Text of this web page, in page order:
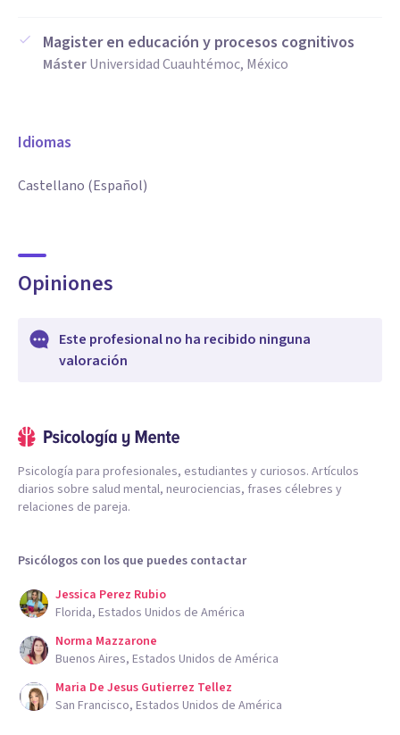
Magister en educación y procesos cognitivos
MásterUniversidad Cuauhtémoc, México
Idiomas
Castellano (Español)
Opiniones
Este profesional no ha recibido ninguna
valoración
Psicología para profesionales, estudiantes y curiosos. Artículos
diarios sobre salud mental, neurociencias, frases célebres y
relaciones de pareja.
Psicólogos con los que puedes contactar
Jessica Perez Rubio
Florida, Estados Unidos de América
Norma Mazzarone
Buenos Aires, Estados Unidos de América
Maria De Jesus Gutierrez Tellez
San Francisco, Estados Unidos de América